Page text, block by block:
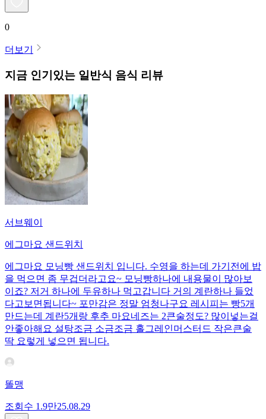
0
더보기
지금 인기있는 일반식 음식 리뷰
서브웨이
에그마요 샌드위치
에그마요 모닝빵 샌드위치 입니다. 수영을 하는데 가기전에 밥
을 먹으면 좀 무겁더라고요~ 모닝빵하나에 내용물이 많아보
이죠? 저거 하나에 두유하나 먹고갑니다 거의 계란하나 들었
다고보면됩니다~ 포만감은 정말 엄청나구요 레시피는 빵5개
만드는데 계란5개랑 후추 마요네즈는 2큰술정도? 많이넣는걸
안좋아해요 설탕조금 소금조금 홀그레인머스터드 작은큰술
딱 요렇게 넣으면 됩니다.
똘맹
조회수 1.9만25.08.29